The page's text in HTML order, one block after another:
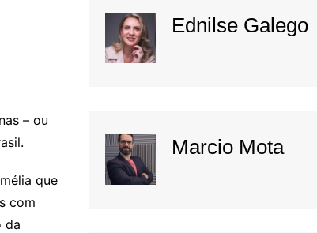
– ou
que
com
da
Ednilse Galego
Marcio Mota